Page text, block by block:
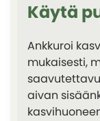
Käytä
Ankkuroi
mukaisesti,
aivan